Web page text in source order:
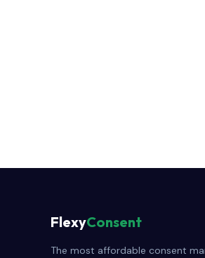
FlexyConsent
The most affordable consent